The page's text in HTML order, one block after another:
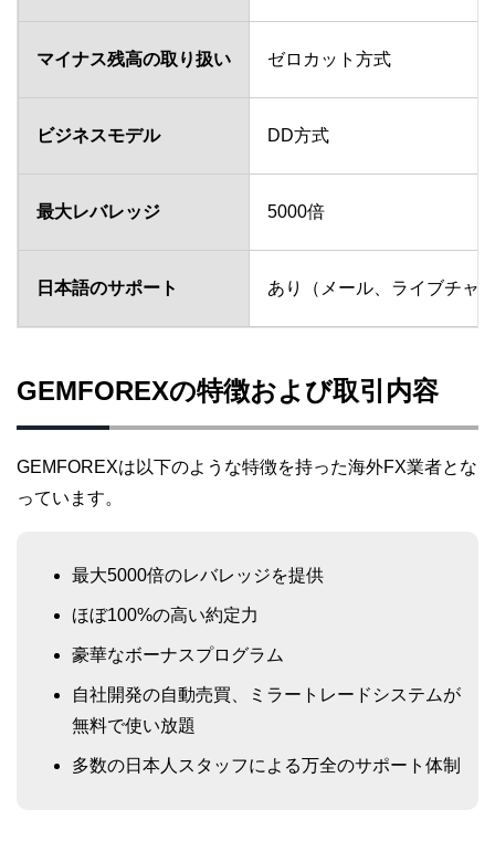
マイナス残高の取り扱い ゼロカット方式
ビジネスモデル DD方式
最大レバレッジ 5000倍
日本語のサポート あり（メール、ライブチャ
GEMFOREXの特徴および取引内容
GEMFOREXは以下のような特徴を持った海外FX業者とな
っています。
最大5000倍のレバレッジを提供
ほぼ100%の高い約定力
豪華なボーナスプログラム
自社開発の自動売買、ミラートレードシステムが
無料で使い放題
多数の日本人スタッフによる万全のサポート体制